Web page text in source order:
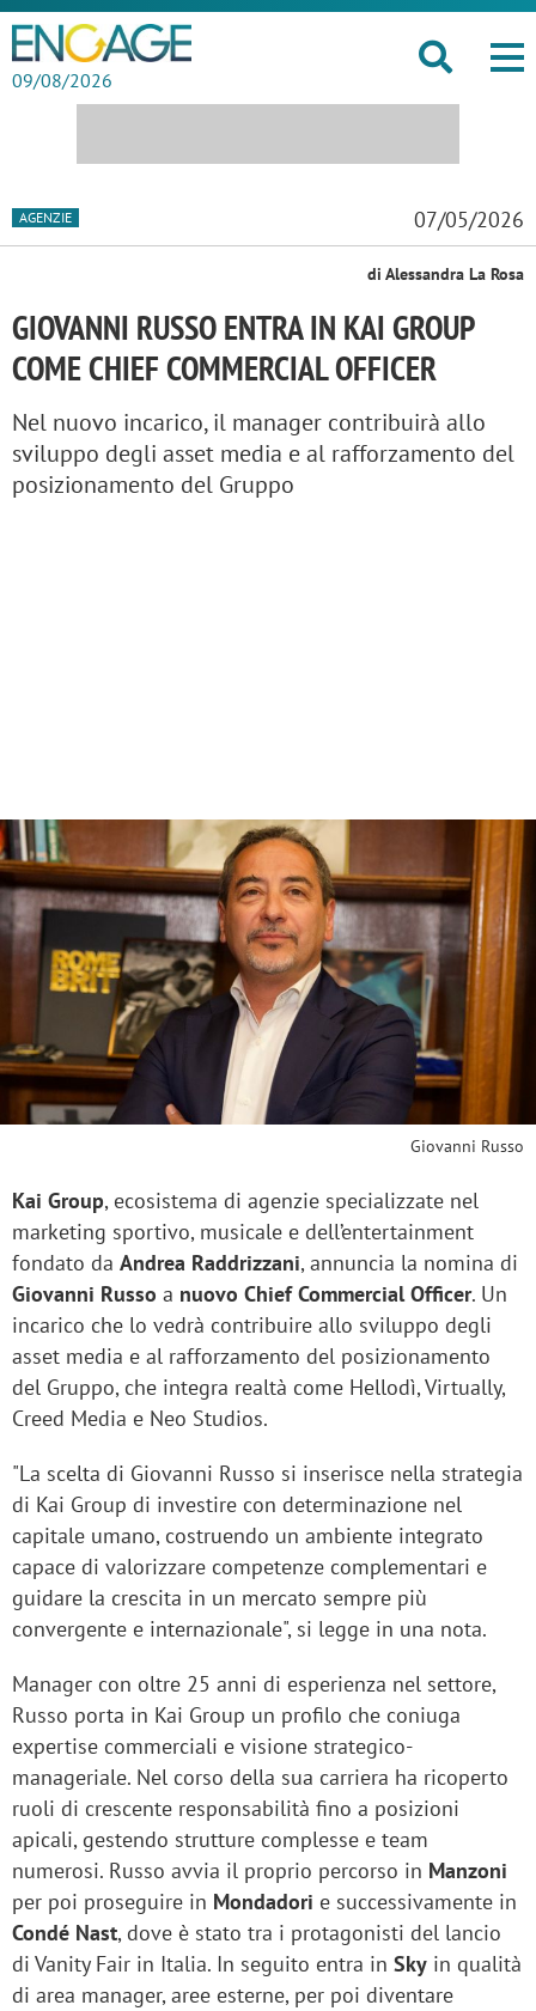
09/08/2026
AGENZIE 07/05/2026
di Alessandra La Rosa
GIOVANNI RUSSO ENTRA IN KAI GROUP
COME CHIEF COMMERCIAL OFFICER
Nel nuovo incarico, il manager contribuirà allo
sviluppo degli asset media e al rafforzamento del
posizionamento del Gruppo
Giovanni Russo
Kai Group, ecosistema di agenzie specializzate nel
marketing sportivo, musicale e dell’entertainment
fondato da Andrea Raddrizzani, annuncia la nomina di
Giovanni Russo a nuovo Chief Commercial Officer. Un
incarico che lo vedrà contribuire allo sviluppo degli
asset media e al rafforzamento del posizionamento
del Gruppo, che integra realtà come Hellodì, Virtually,
Creed Media e Neo Studios.
"La scelta di Giovanni Russo si inserisce nella strategia
di Kai Group di investire con determinazione nel
capitale umano, costruendo un ambiente integrato
capace di valorizzare competenze complementari e
guidare la crescita in un mercato sempre più
convergente e internazionale", si legge in una nota.
Manager con oltre 25 anni di esperienza nel settore,
Russo porta in Kai Group un profilo che coniuga
expertise commerciali e visione strategico-
manageriale. Nel corso della sua carriera ha ricoperto
ruoli di crescente responsabilità fino a posizioni
apicali, gestendo strutture complesse e team
numerosi. Russo avvia il proprio percorso in Manzoni
per poi proseguire in Mondadori e successivamente in
Condé Nast, dove è stato tra i protagonisti del lancio
di Vanity Fair in Italia. In seguito entra in Sky in qualità
di area manager, aree esterne, per poi diventare